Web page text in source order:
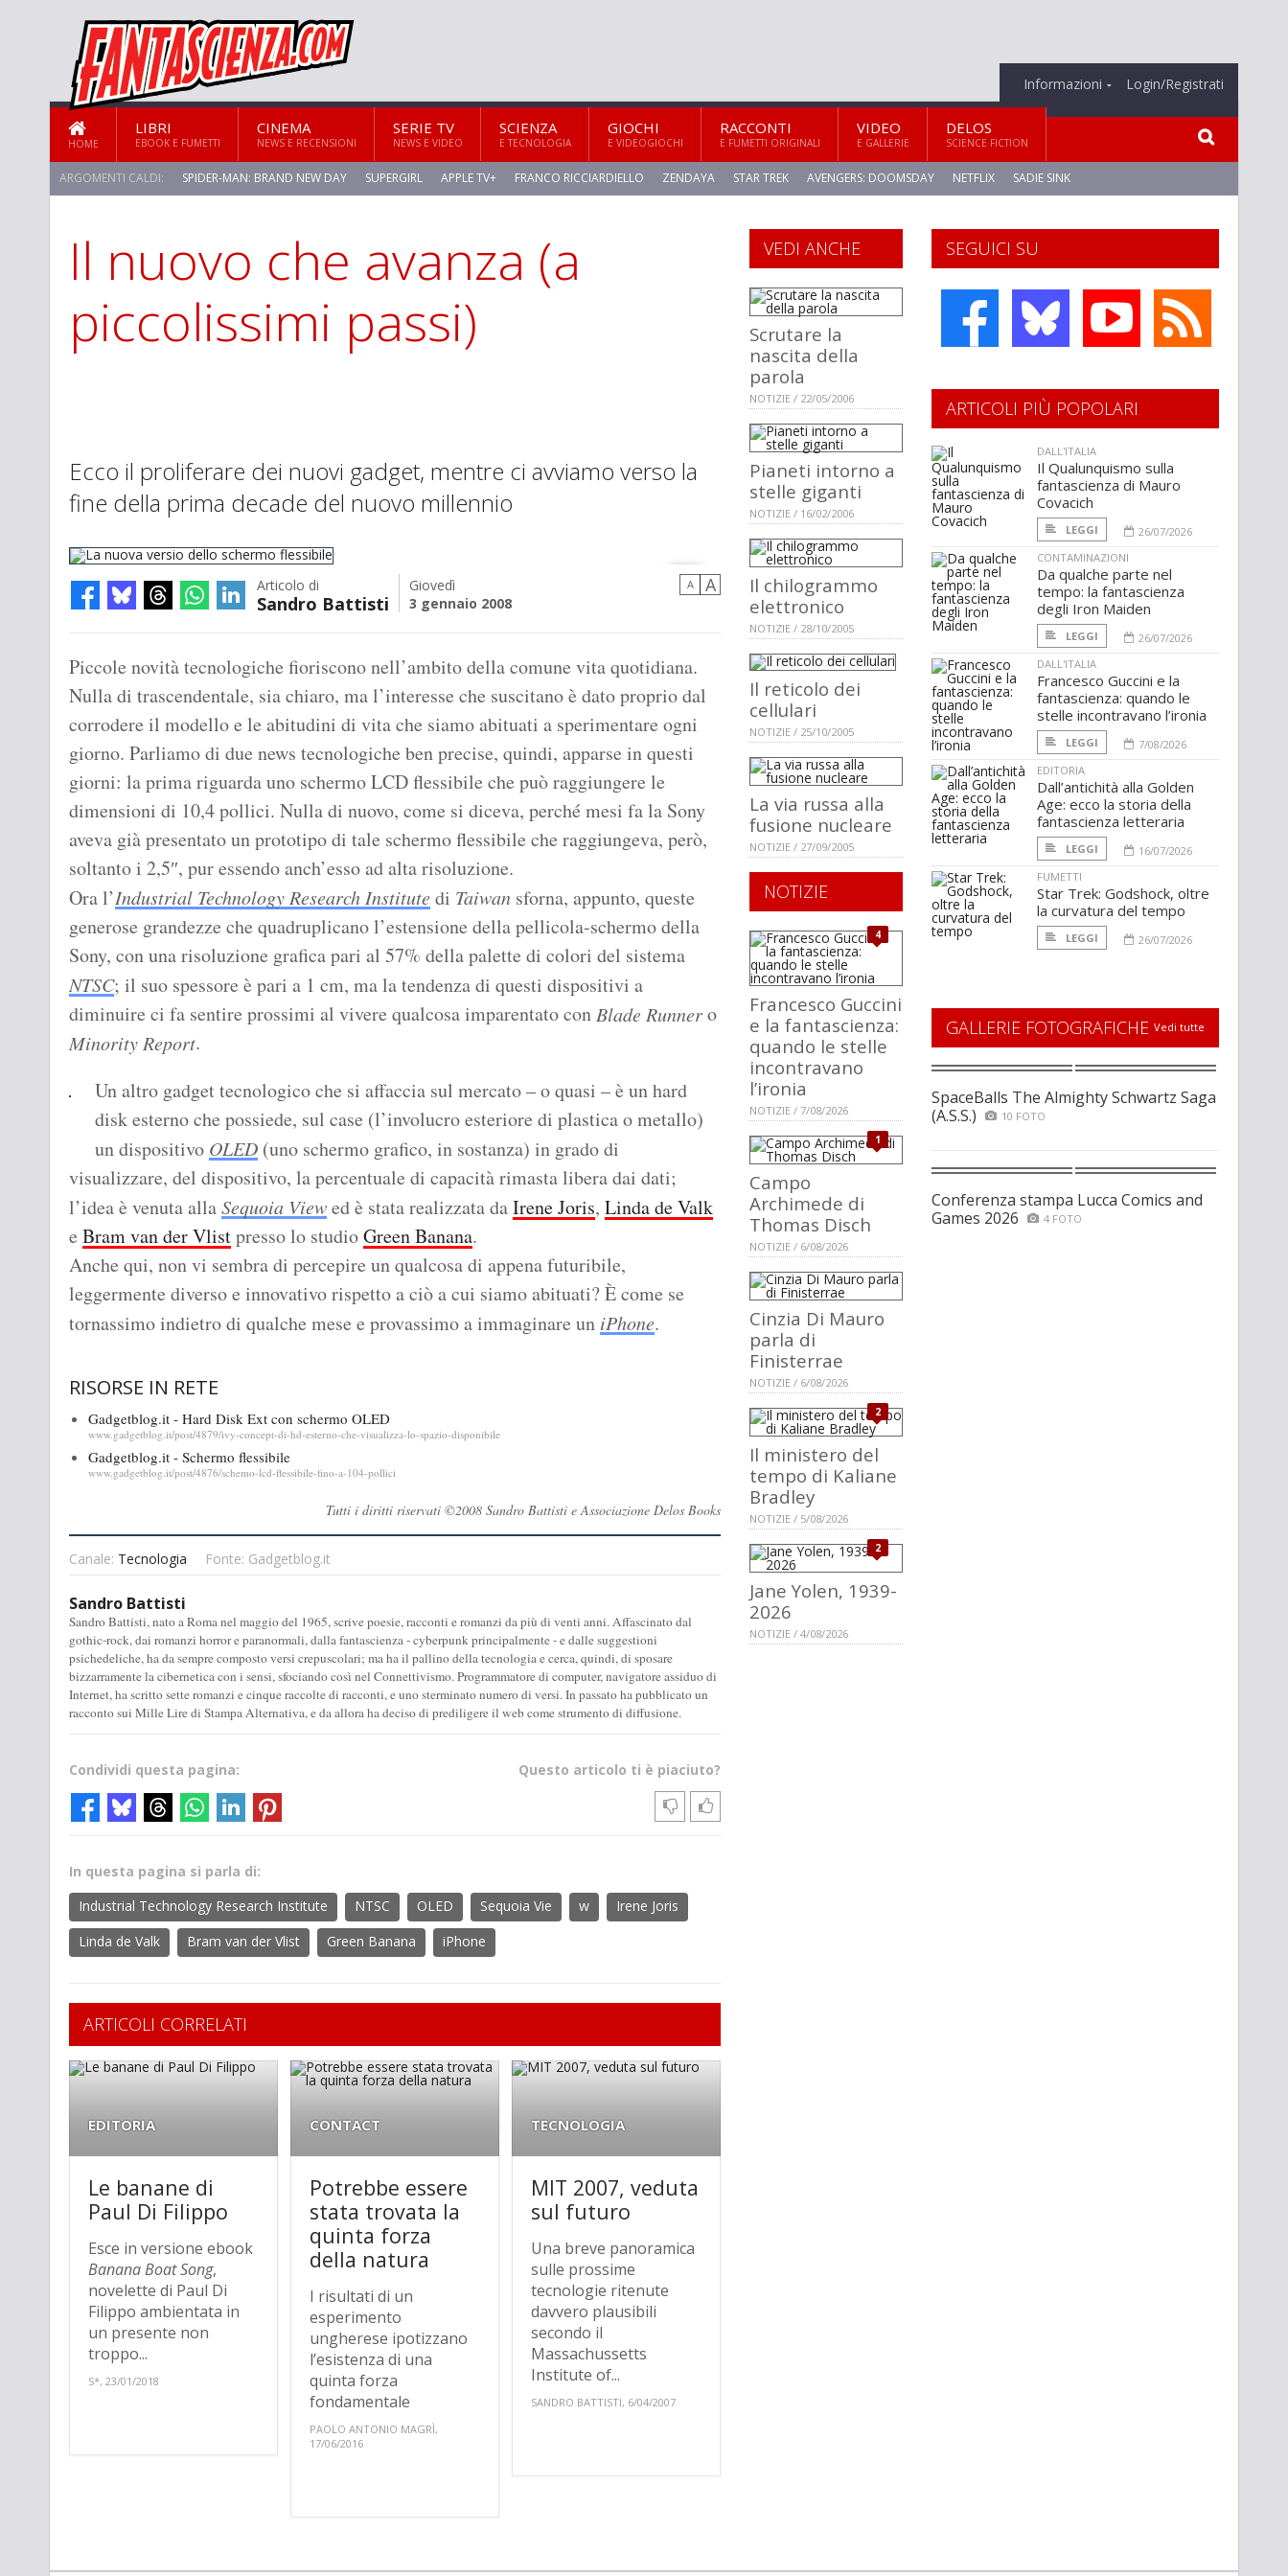
Informazioni Login/Registrati
HOME
LIBRI
EBOOK E FUMETTI
CINEMA
NEWS E RECENSIONI
SERIE TV
NEWS E VIDEO
SCIENZA
E TECNOLOGIA
GIOCHI
E VIDEOGIOCHI
RACCONTI
E FUMETTI ORIGINALI
VIDEO
E GALLERIE
DELOS
SCIENCE FICTION
ARGOMENTI CALDI: SPIDER-MAN: BRAND NEW DAY SUPERGIRL APPLE TV+ FRANCO RICCIARDIELLO ZENDAYA STAR TREK AVENGERS: DOOMSDAY NETFLIX SADIE SINK
STAR TREK: STRANGE NEW WORLDS
Il nuovo che avanza (a
piccolissimi passi)
Ecco il proliferare dei nuovi gadget, mentre ci avviamo verso la
fine della prima decade del nuovo millennio
Articolo di
Sandro Battisti
Giovedì
3 gennaio 2008
A A
Piccole novità tecnologiche fioriscono nell’ambito della comune vita quotidiana.
Nulla di trascendentale, sia chiaro, ma l’interesse che suscitano è dato proprio dal
corrodere il modello e le abitudini di vita che siamo abituati a sperimentare ogni
giorno. Parliamo di due news tecnologiche ben precise, quindi, apparse in questi
giorni: la prima riguarda uno schermo LCD flessibile che può raggiungere le
dimensioni di 10,4 pollici. Nulla di nuovo, come si diceva, perché mesi fa la Sony
aveva già presentato un prototipo di tale schermo flessibile che raggiungeva, però,
soltanto i 2,5″, pur essendo anch’esso ad alta risoluzione.
Ora l’Industrial Technology Research Institute di Taiwan sforna, appunto, queste
generose grandezze che quadruplicano l’estensione della pellicola-schermo della
Sony, con una risoluzione grafica pari al 57% della palette di colori del sistema
NTSC; il suo spessore è pari a 1 cm, ma la tendenza di questi dispositivi a
diminuire ci fa sentire prossimi al vivere qualcosa imparentato conBlade Runnero
Minority Report.
Un altro gadget tecnologico che si affaccia sul mercato – o quasi – è un hard
disk esterno che possiede, sul case (l’involucro esteriore di plastica o metallo)
un dispositivo OLED (uno schermo grafico, in sostanza) in grado di
visualizzare, del dispositivo, la percentuale di capacità rimasta libera dai dati;
l’idea è venuta allaSequoia Viewed è stata realizzata daIrene Joris, Linda de Valk
e Bram van der Vlistpresso lo studioGreen Banana.
Anche qui, non vi sembra di percepire un qualcosa di appena futuribile,
leggermente diverso e innovativo rispetto a ciò a cui siamo abituati? È come se
tornassimo indietro di qualche mese e provassimo a immaginare un iPhone.
RISORSE IN RETE
Gadgetblog.it - Hard Disk Ext con schermo OLED
www.gadgetblog.it/post/4879/ivy-concept-di-hd-esterno-che-visualizza-lo-spazio-disponibile
Gadgetblog.it - Schermo flessibile
www.gadgetblog.it/post/4876/schemo-lcd-flessibile-fino-a-104-pollici
Tutti i diritti riservati ©2008 Sandro Battisti e Associazione Delos Books
Canale: Tecnologia Fonte: Gadgetblog.it
Sandro Battisti
Sandro Battisti, nato a Roma nel maggio del 1965, scrive poesie, racconti e romanzi da più di venti anni. Affascinato dal
gothic-rock, dai romanzi horror e paranormali, dalla fantascienza - cyberpunk principalmente - e dalle suggestioni
psichedeliche, ha da sempre composto versi crepuscolari; ma ha il pallino della tecnologia e cerca, quindi, di sposare
bizzarramente la cibernetica con i sensi, sfociando così nel Connettivismo. Programmatore di computer, navigatore assiduo di
Internet, ha scritto sette romanzi e cinque raccolte di racconti, e uno sterminato numero di versi. In passato ha pubblicato un
racconto sui Mille Lire di Stampa Alternativa, e da allora ha deciso di prediligere il web come strumento di diffusione.
Questo articolo ti è piaciuto?
Condividi questa pagina:
In questa pagina si parla di:
Industrial Technology Research Institute
NTSC OLED Sequoia Vie w
Irene Joris
Linda de Valk
Bram van der Vlist Green Banana iPhone
ARTICOLI CORRELATI
EDITORIA
Le banane di
Paul Di Filippo
Esce in versione ebook
Banana Boat Song,
novelette di Paul Di
Filippo ambientata in
un presente non
troppo...
S*, 23/01/2018
CONTACT
Potrebbe essere
stata trovata la
quinta forza
della natura
I risultati di un
esperimento
ungherese ipotizzano
l’esistenza di una
quinta forza
fondamentale
PAOLO ANTONIO MAGRÌ,
17/06/2016
TECNOLOGIA
MIT 2007, veduta
sul futuro
Una breve panoramica
sulle prossime
tecnologie ritenute
davvero plausibili
secondo il
Massachussetts
Institute of...
SANDRO BATTISTI, 6/04/2007
SEGUICI SU
VEDI ANCHE
Scrutare la
nascita della
parola
NOTIZIE / 22/05/2006
Pianeti intorno a
stelle giganti
NOTIZIE / 16/02/2006
Il chilogrammo
elettronico
NOTIZIE / 28/10/2005
Il reticolo dei
cellulari
NOTIZIE / 25/10/2005
La via russa alla
fusione nucleare
NOTIZIE / 27/09/2005
NOTIZIE
4
Francesco Guccini
e la fantascienza:
quando le stelle
incontravano
l’ironia
NOTIZIE / 7/08/2026
1
Campo
Archimede di
Thomas Disch
NOTIZIE / 6/08/2026
Cinzia Di Mauro
parla di
Finisterrae
NOTIZIE / 6/08/2026
2
Il ministero del
tempo di Kaliane
Bradley
NOTIZIE / 5/08/2026
2
Jane Yolen, 1939-
2026
NOTIZIE / 4/08/2026
ARTICOLI PIÙ POPOLARI
DALL'ITALIA
Il Qualunquismo sulla
fantascienza di Mauro
Covacich
LEGGI
26/07/2026
CONTAMINAZIONI
Da qualche parte nel
tempo: la fantascienza
degli Iron Maiden
LEGGI
26/07/2026
DALL'ITALIA
Francesco Guccini e la
fantascienza: quando le
stelle incontravano l’ironia
LEGGI
7/08/2026
EDITORIA
Dall’antichità alla Golden
Age: ecco la storia della
fantascienza letteraria
LEGGI
16/07/2026
FUMETTI
Star Trek: Godshock, oltre
la curvatura del tempo
LEGGI 26/07/2026
GALLERIE FOTOGRAFICHE Vedi tutte
SpaceBalls The Almighty Schwartz Saga
(A.S.S.)
10 FOTO
Conferenza stampa Lucca Comics and
Games 2026
4 FOTO